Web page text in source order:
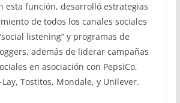
esta función, desarrolló estrategias
de todos los canales sociales
listening” y programas de
además de liderar campañas
en asociación con PepsiCo,
Lay, Tostitos, Mondale, y Unilever.